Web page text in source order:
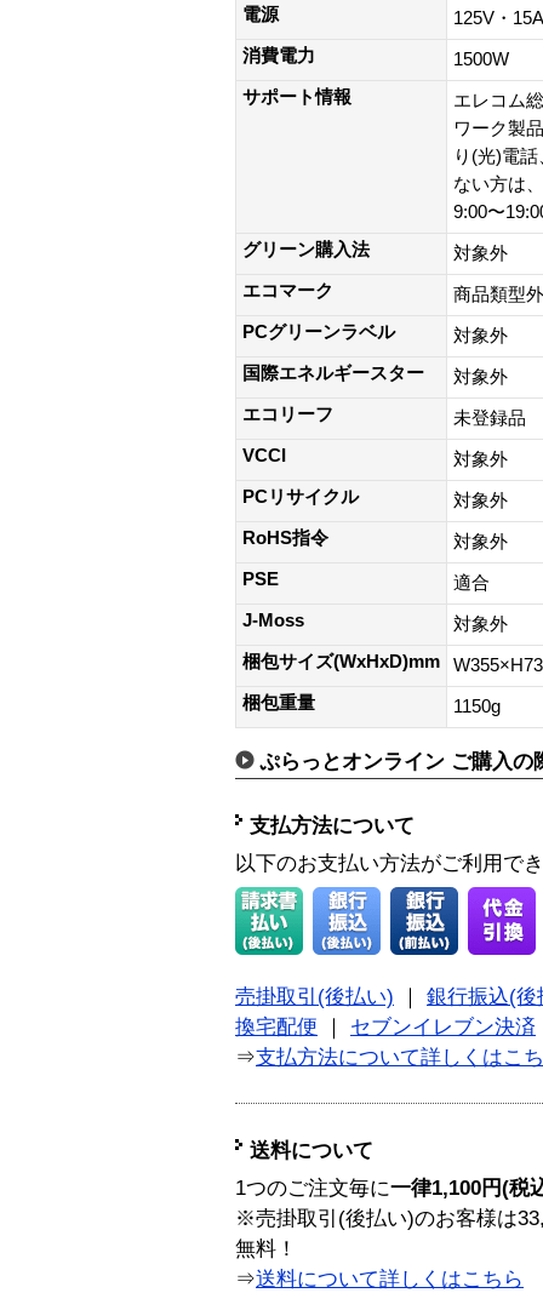
電源
125V・15A
消費電力
1500W
サポート情報
エレコム
ワーク製
り(光)電
ない方は
9:00〜
グリーン購入法
対象外
エコマーク
商品類型外
PCグリーンラベル
対象外
国際エネルギースター
対象外
エコリーフ
未登録品
VCCI
対象外
PCリサイクル
対象外
RoHS指令
対象外
PSE
適合
J-Moss
対象外
梱包サイズ(WxHxD)mm
梱包重量
1150g
ぷらっとオンライン ご購入の
支払方法について
以下のお支払い方法がご利用で
売掛取引(後払い)
銀行振込(後
換宅配便
セブンイレブン決済
⇒支払方法について詳しくはこ
送料について
1つのご注文毎に一律1,100円(税
※売掛取引(後払い)のお客様は
無料！
⇒送料について詳しくはこちら